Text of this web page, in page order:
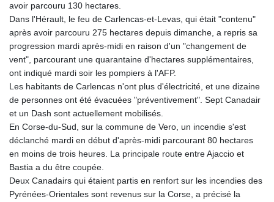
SOS 658.600923
SRD 43.76612
STD 23922.739558
STN 24.492597
SVC 10.082952
SZL 18.717342
THB 38.10705
TJS 10.630487
TMT 4.05686
TND 3.385377
TRY 55.150643
TWD 37.274683
TZS 3055.431805
avoir parcouru 130 hectares.
Dans l'Hérault, le feu de Carlencas-et-Levas, qui était "contenu"
après avoir parcouru 275 hectares depuis dimanche, a repris sa
progression mardi après-midi en raison d'un "changement de
vent", parcourant une quarantaine d'hectares supplémentaires,
ont indiqué mardi soir les pompiers à l'AFP.
Les habitants de Carlencas n'ont plus d'électricité, et une dizaine
de personnes ont été évacuées "préventivement". Sept Canadair
et un Dash sont actuellement mobilisés.
En Corse-du-Sud, sur la commune de Vero, un incendie s'est
déclanché mardi en début d'après-midi parcourant 80 hectares
en moins de trois heures. La principale route entre Ajaccio et
Bastia a du être coupée.
Deux Canadairs qui étaient partis en renfort sur les incendies des
Pyrénées-Orientales sont revenus sur la Corse, a précisé la